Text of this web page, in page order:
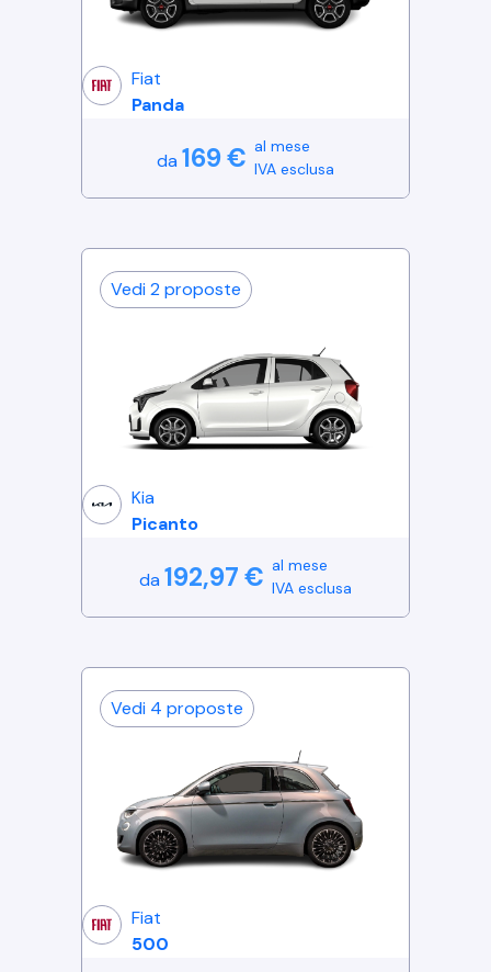
Fiat
Panda
da 169€ al mese
IVA esclusa
Vedi 2 proposte
Kia
Picanto
da 192,97 € al mese
IVA esclusa
Vedi 4 proposte
Fiat
500